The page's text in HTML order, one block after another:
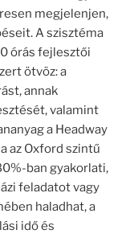
megjelenjen,
A szisztéma
órás fejlesztői
ötvöz: a
annak
valamint
a Headway
az Oxford szintű
ban gyakorlati,
feladatot vagy
haladhat, a
idő és